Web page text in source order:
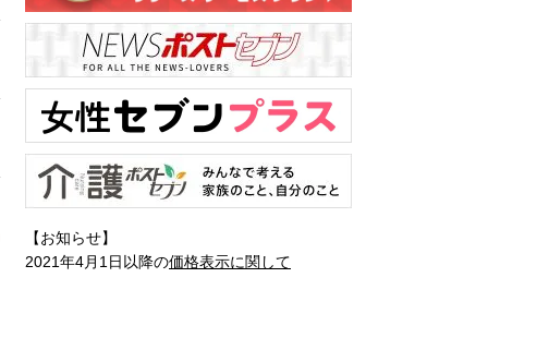
【お知らせ】
2021年4月1日以降の価格表示に関して